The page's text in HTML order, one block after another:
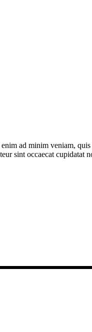
ad minim veniam,
sint occaecat cupidatat